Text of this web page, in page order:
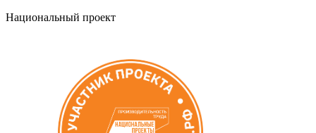
Национальный проект